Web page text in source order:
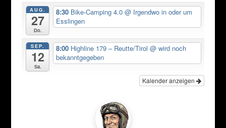
AUG.
27
Do.
8:30 Bike-Camping 4.0@ Irgendwo in oder um
Esslingen
SEP.
12
Sa.
8:00 Highline 179 – Reutte/Tirol@ wird noch
bekanntgegeben
Kalender anzeigen